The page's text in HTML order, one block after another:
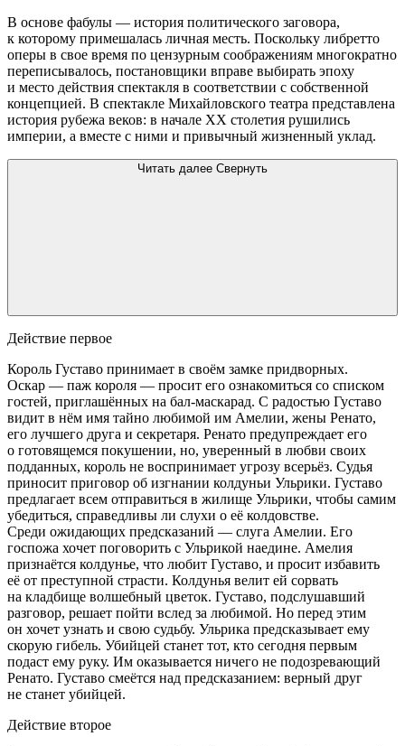
В основе фабулы — история политического заговора,
к которому примешалась личная месть. Поскольку либретто
оперы в свое время по цензурным соображениям многократно
переписывалось, постановщики вправе выбирать эпоху
и место действия спектакля в соответствии с собственной
концепцией. В спектакле Михайловского театра представлена
история рубежа веков: в начале ХХ столетия рушились
империи, а вместе с ними и привычный жизненный уклад.
Читать далее Свернуть
Действие первое
Король Густаво принимает в своём замке придворных.
Оскар — паж короля — просит его ознакомиться со списком
гостей, приглашённых на бал-маскарад. С радостью Густаво
видит в нём имя тайно любимой им Амелии, жены Ренато,
его лучшего друга и секретаря. Ренато предупреждает его
о готовящемся покушении, но, уверенный в любви своих
подданных, король не воспринимает угрозу всерьёз. Судья
приносит приговор об изгнании колдуньи Ульрики. Густаво
предлагает всем отправиться в жилище Ульрики, чтобы самим
убедиться, справедливы ли слухи о её колдовстве.
Среди ожидающих предсказаний — слуга Амелии. Его
госпожа хочет поговорить с Ульрикой наедине. Амелия
признаётся колдунье, что любит Густаво, и просит избавить
её от преступной страсти. Колдунья велит ей сорвать
на кладбище волшебный цветок. Густаво, подслушавший
разговор, решает пойти вслед за любимой. Но перед этим
он хочет узнать и свою судьбу. Ульрика предсказывает ему
скорую гибель. Убийцей станет тот, кто сегодня первым
подаст ему руку. Им оказывается ничего не подозревающий
Ренато. Густаво смеётся над предсказанием: верный друг
не станет убийцей.
Действие второе